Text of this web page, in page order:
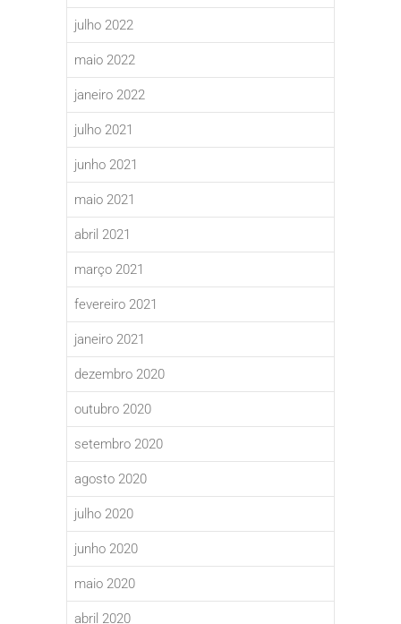
julho 2022
maio 2022
janeiro 2022
julho 2021
junho 2021
maio 2021
abril 2021
março 2021
fevereiro 2021
janeiro 2021
dezembro 2020
outubro 2020
setembro 2020
agosto 2020
julho 2020
junho 2020
maio 2020
abril 2020